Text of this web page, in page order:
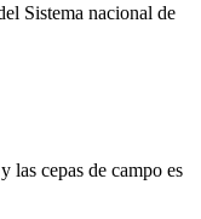
Sistema nacional de
las cepas de campo es